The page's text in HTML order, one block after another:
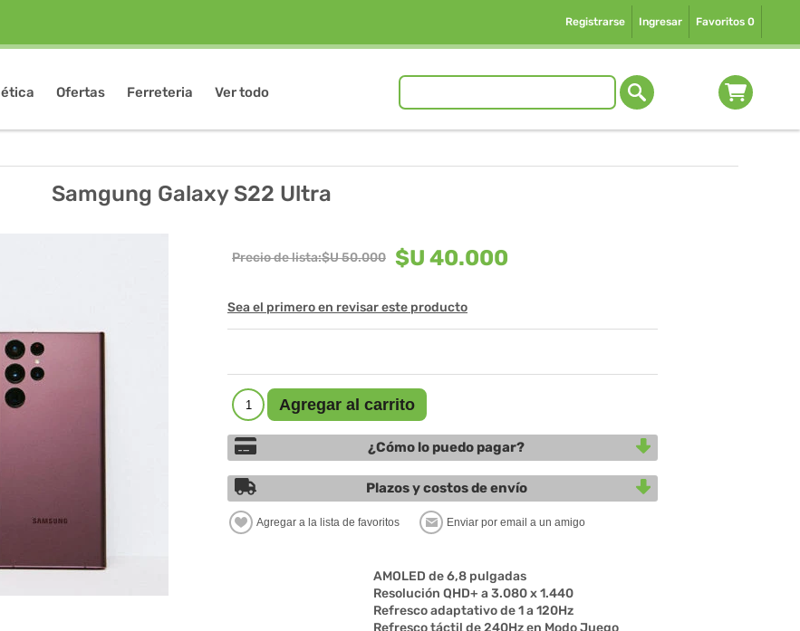
Registrarse Ingresar Favoritos 0
Ofertas Ferreteria Ver todo
Samgung Galaxy S22 Ultra
Precio de lista:$U 50.000 $U 40.000
Sea el primero en revisar este producto
¿Cómo lo puedo pagar?
Plazos y costos de envío
AMOLED de 6,8 pulgadas
Resolución QHD+ a 3.080 x 1.440
Refresco adaptativo de 1 a 120Hz
Refresco táctil de 240Hz en Modo Juego